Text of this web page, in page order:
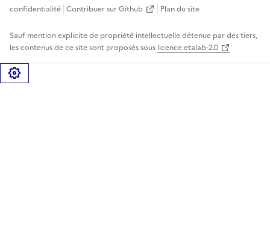
confidentialité Contribuer sur Github Plan du site
Sauf mention explicite de propriété intellectuelle détenue par des tiers,
les contenus de ce site sont proposés sous licence etalab-2.0
Gérer les cookies